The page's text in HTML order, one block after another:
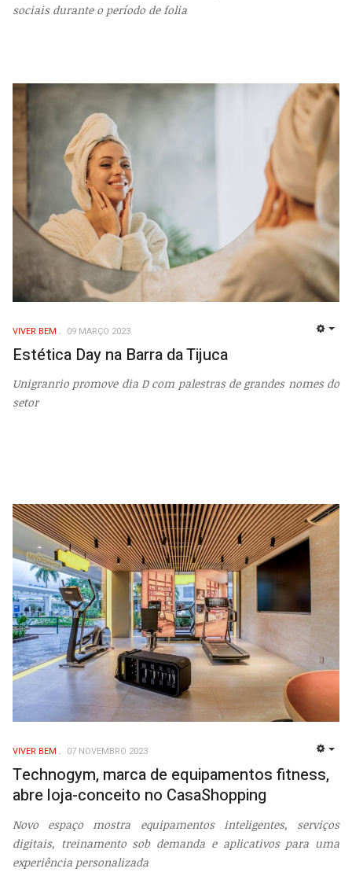
sociais durante o período de folia
VIVER BEM 09 MARÇO 2023
Estética Day na Barra da Tijuca
Unigranrio promove dia D com palestras de grandes nomes do
setor
VIVER BEM 07 NOVEMBRO 2023
Technogym, marca de equipamentos fitness,
abre loja-conceito no CasaShopping
Novo espaço mostra equipamentos inteligentes, serviços
digitais, treinamento sob demanda e aplicativos para uma
experiência personalizada